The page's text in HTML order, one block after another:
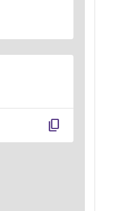
content_copy